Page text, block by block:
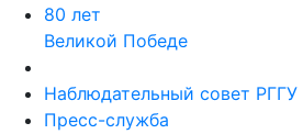
80 лет
Великой Победе
Наблюдательный совет РГГУ
Пресс-служба